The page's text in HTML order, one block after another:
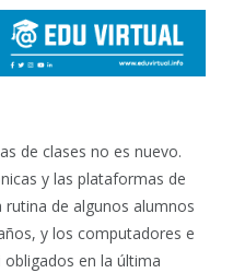
de clases no es nuevo.
y las plataformas de
de algunos alumnos
y los computadores e
en la última